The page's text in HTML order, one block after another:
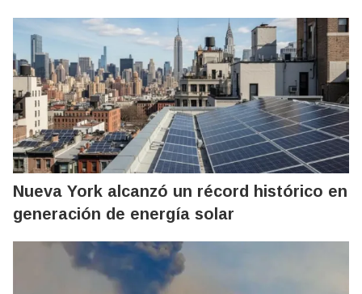
Nueva York alcanzó un récord histórico en
generación de energía solar